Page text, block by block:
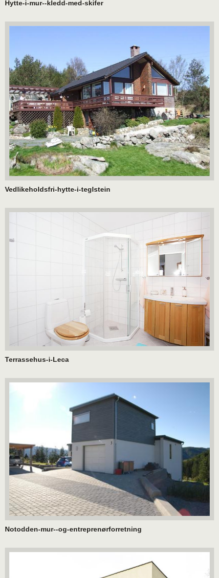
Hytte-i-mur--kledd-med-skifer
Vedlikeholdsfri-hytte-i-teglstein
Terrassehus-i-Leca
Notodden-mur--og-entreprenørforretning